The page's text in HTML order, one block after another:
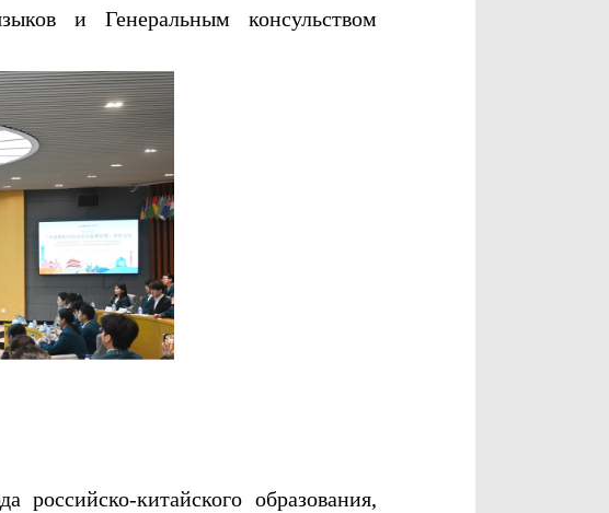
и Генеральным консульством
китайского образования,